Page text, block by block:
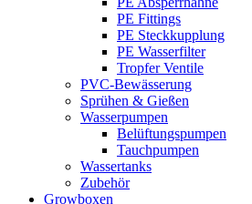
PE Fittings
PE Steckkupplung
PE Wasserfilter
Tropfer Ventile
PVC-Bewässerung
Sprühen & Gießen
Wasserpumpen
Belüftungspumpen
Tauchpumpen
Wassertanks
Zubehör
Growboxen